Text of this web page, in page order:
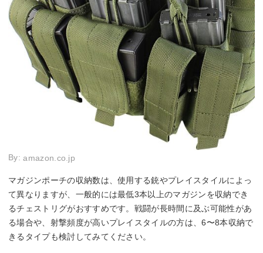
By:amazon.co.jp
マガジンポーチの収納数は、使用する銃やプレイスタイルによっ
て異なりますが、一般的には最低3本以上のマガジンを収納でき
るチェストリグがおすすめです。戦闘が長時間に及ぶ可能性があ
る場合や、射撃頻度が高いプレイスタイルの方は、6〜8本収納で
きるタイプも検討してみてください。